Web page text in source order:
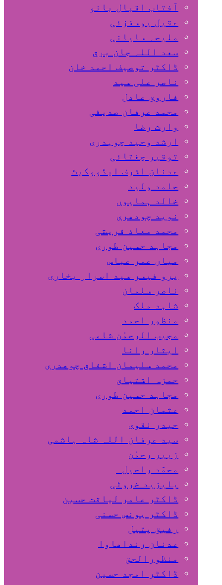
آفتاب اقبال بانو
عقیل یوسفزئی
ملیحہ سایانی
سعد اللہ جان برق
ڈاکٹر توصیف احمد خان
ناصر علی سید
فاروق عادل
محمد عرفان صدیقی
وارث رضا
ارشد وحید چوہدری
توقیر چغتائی
عدنان اشرف ایڈووکیٹ
حامد ولید
خالد ہمایوں
نوید چودھری
محمد معاذ قریشی
مجاہد حسین طوری
میاں عمر عباس
پرو فیسر سید اسرار بخاری
ناصر سلمان
شاہد ملک
منظور احمد
مجیب الرحمٰن شامی
ایثار رانا
محمد سلیمان اشفاق چوهدری
حمزہ اشتیاق
مجاہد حسین طوری
عثمان احمد
حیدر نقوی
سید عرفان اللہ شاہ ہاشمی
زبیر رحمٰن
محمّد راحیل
بایزید خروٹی
ڈاکٹر عامر لیاقت حسین
ڈاکٹر یونس حسنی
رفیق پٹیل
عدنان رنداھاوا
منظورالحق
ڈاکٹر امجد حسین